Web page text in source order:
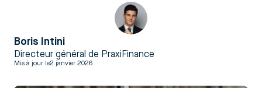
Boris Intini
Directeur général de PraxiFinance
Mis à jour le2 janvier 2026